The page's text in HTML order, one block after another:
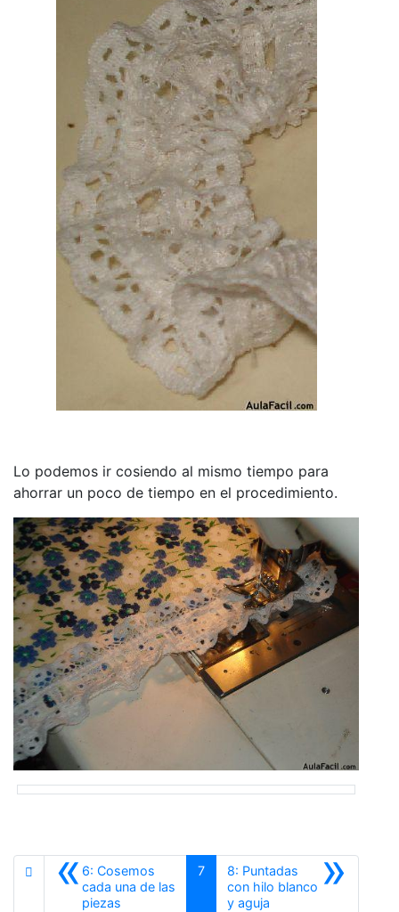
Lo podemos ir cosiendo al mismo tiempo para
ahorrar un poco de tiempo en el procedimiento.
«6: Cosemos
cada una de las
piezas
7 »
8: Puntadas
con hilo blanco
y aguja